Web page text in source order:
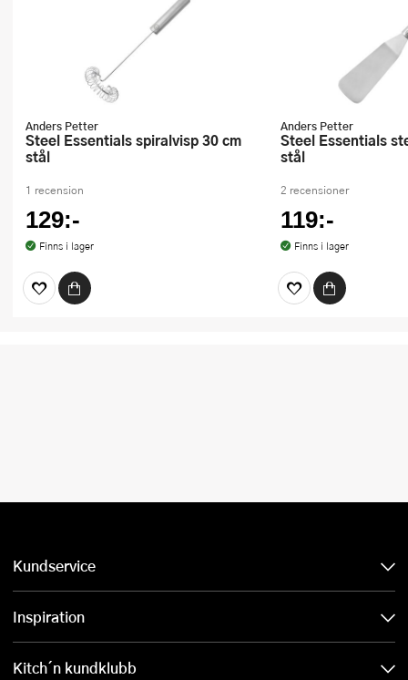
Anders Petter
Steel Essentials spiralvisp 30 cm
stål
1 recension
129:-
Finns i lager
Anders Petter
Steel Essentials stekspade 29 cm
stål
2 recensioner
119:-
Finns i lager
Kundservice
Inspiration
Kitch´n kundklubb